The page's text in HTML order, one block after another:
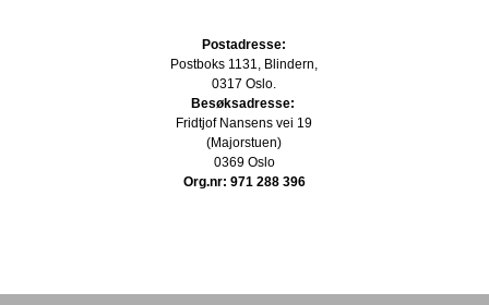
Postadresse:
Postboks 1131, Blindern,
0317 Oslo.
Besøksadresse:
Fridtjof Nansens vei 19
(Majorstuen)
0369 Oslo
Org.nr: 971 288 396